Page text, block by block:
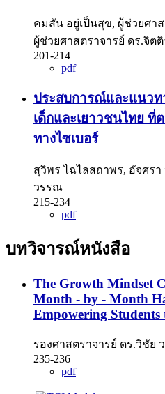
คมสัน อยู่เป็นสุข, ผู้ช่วยศา
ผู้ช่วยศาสตราจารย์ ดร.จิต
201-214
pdf
ประสบการณ์และแนว
เด็กและเยาวชนไทย ที่
ทางไซเบอร์
สุวิพร ไฉไลสถาพร, อัจศรา
วรรณ
215-234
pdf
บทวิจารณ์หนังสือ
The Growth Mindset
Month - by - Month
Empowering Students
รองศาสตราจารย์ ดร.วิชัย
235-236
pdf